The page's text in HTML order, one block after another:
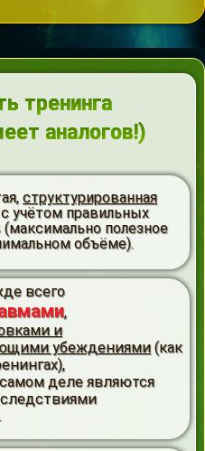
тренинга
аналогов!)
структурированная
учётом правильных
(максимально полезное
объёме).
всего
,
и
убеждениями(как
деле являются